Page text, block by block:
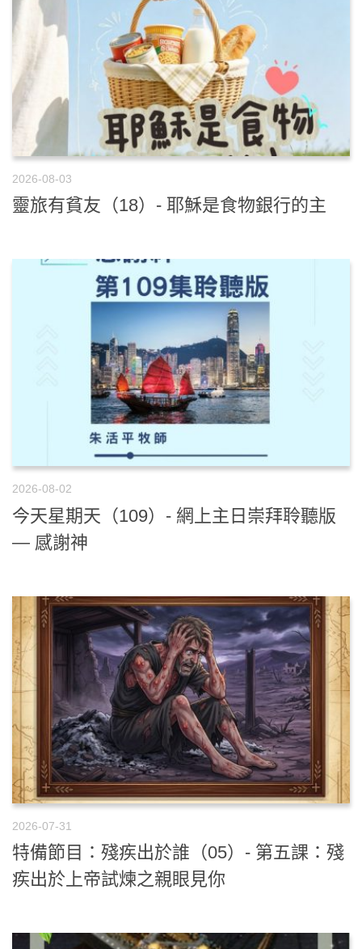
2026-08-03
靈旅有貧友（18）- 耶穌是食物銀行的主
2026-08-02
今天星期天（109）- 網上主日崇拜聆聽版
— 感謝神
2026-07-31
特備節目：殘疾出於誰（05）- 第五課：殘
疾出於上帝試煉之親眼見你